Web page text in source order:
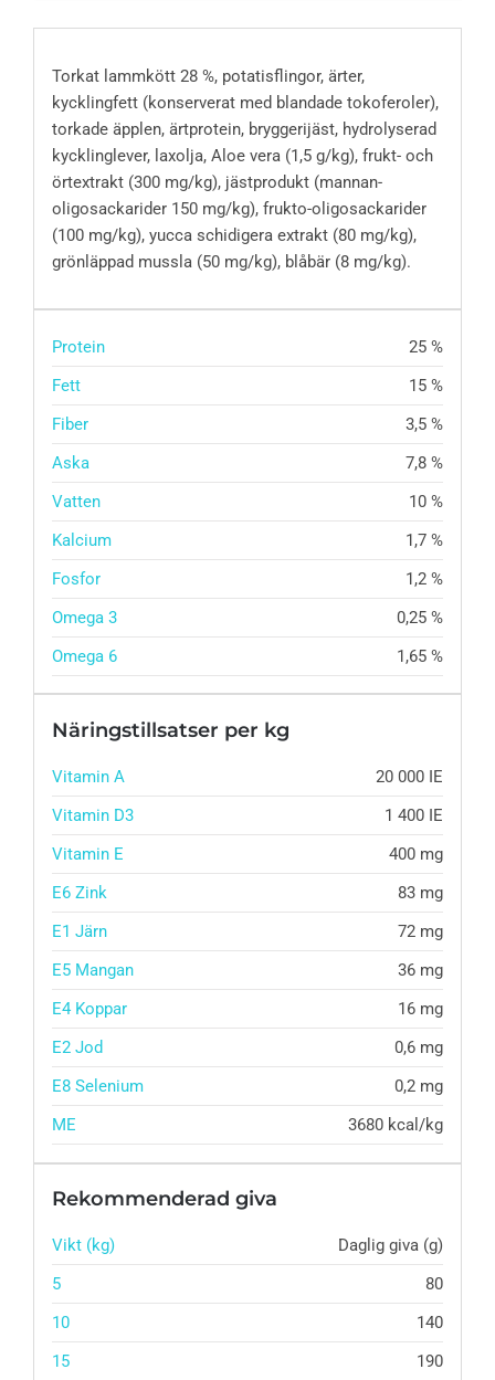
Torkat lammkött 28 %, potatisflingor, ärter,
kycklingfett (konserverat med blandade tokoferoler),
torkade äpplen, ärtprotein, bryggerijäst, hydrolyserad
kycklinglever, laxolja, Aloe vera (1,5 g/kg), frukt- och
örtextrakt (300 mg/kg), jästprodukt (mannan-
oligosackarider 150 mg/kg), frukto-oligosackarider
(100 mg/kg), yucca schidigera extrakt (80 mg/kg),
grönläppad mussla (50 mg/kg), blåbär (8 mg/kg).
Protein
25 %
Fett
15 %
Fiber
3,5 %
Aska
7,8 %
Vatten
10 %
Kalcium
1,7 %
Fosfor
1,2 %
Omega 3
0,25 %
Omega 6
1,65 %
Näringstillsatser per kg
Vitamin A
20 000 IE
Vitamin D3
1 400 IE
Vitamin E
400 mg
E6 Zink
83 mg
E1 Järn
72 mg
E5 Mangan
36 mg
E4 Koppar
16 mg
E2 Jod
0,6 mg
E8 Selenium
0,2 mg
ME
3680 kcal/kg
Rekommenderad giva
Vikt (kg)
Daglig giva (g)
5
80
10
140
15
190